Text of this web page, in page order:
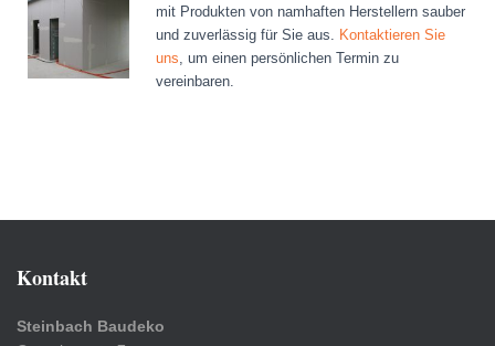
mit Produkten von namhaften Herstellern sauber
und zuverlässig für Sie aus. Kontaktieren Sie
uns, um einen persönlichen Termin zu
vereinbaren.
Kontakt
Steinbach Baudeko